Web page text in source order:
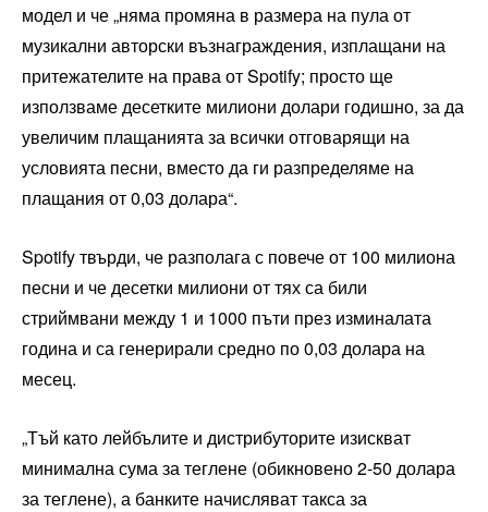
модел и че „няма промяна в размера на пула от
музикални авторски възнаграждения, изплащани на
притежателите на права от Spotify; просто ще
използваме десетките милиони долари годишно, за да
увеличим плащанията за всички отговарящи на
условията песни, вместо да ги разпределяме на
плащания от 0,03 долара“.
Spotify твърди, че разполага с повече от 100 милиона
песни и че десетки милиони от тях са били
стриймвани между 1 и 1000 пъти през изминалата
година и са генерирали средно по 0,03 долара на
месец.
„Тъй като лейбълите и дистрибуторите изискват
минимална сума за теглене (обикновено 2-50 долара
за теглене), а банките начисляват такса за